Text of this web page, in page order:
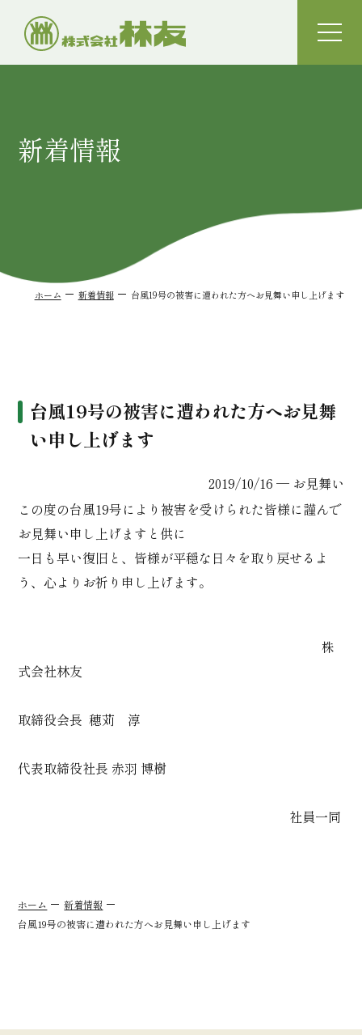
toggle
新着情報
ホーム 新着情報 台風19号の被害に遭われた方へお見舞い申し上げます
台風19号の被害に遭われた方へお見舞
い申し上げます
2019/10/16 ─ お見舞い
この度の台風19号により被害を受けられた皆様に謹んで
お見舞い申し上げますと供に
一日も早い復旧と、皆様が平穏な日々を取り戻せるよ
う、心よりお祈り申し上げます。
＾———————————————————株
式会社林友
取締役会長 穂苅 淳
代表取締役社長 赤羽 博樹
社員一同
ホーム
新着情報
台風19号の被害に遭われた方へお見舞い申し上げます